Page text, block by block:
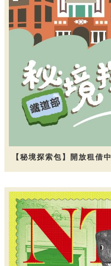
【秘境探索包】開放租借中